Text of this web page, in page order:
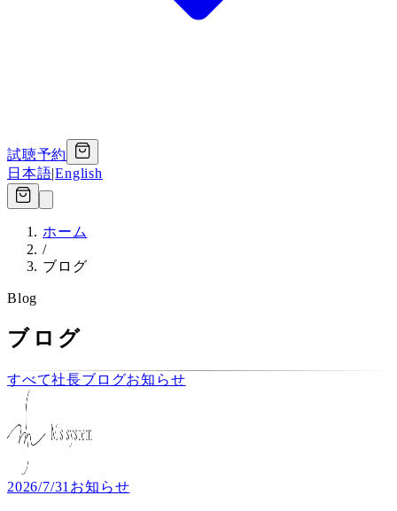
試聴予約
日本語|English
ホーム
/
ブログ
Blog
ブログ
すべて社長ブログお知らせ
2026/7/31 お知らせ